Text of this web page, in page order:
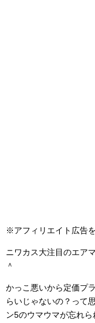
※アフィリエイト広告
ニワカス大注目のエア
＾
かっこ悪いから定価プ
らいじゃないの？って
ン5のウマウマが忘れ